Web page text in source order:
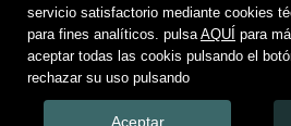
servicio satisfactorio mediante cookies
para fines analíticos. pulsaAQUÍ para
aceptar todas las cookis pulsando el
rechazar su uso pulsando
Aceptar